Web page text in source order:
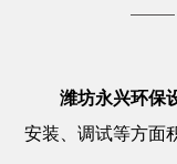
潍坊永兴环保
安装、调试等方面